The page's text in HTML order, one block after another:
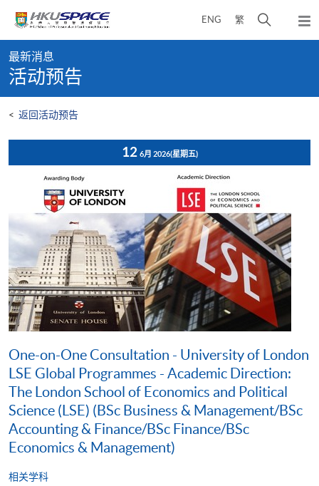
content
ENG 繁
开
弹
出
content
start
最新消息
活动预告
< 返回活动预告
12 6月 2026(星期五)
One-on-One Consultation - University of London
LSE Global Programmes - Academic Direction:
The London School of Economics and Political
Science (LSE) (BSc Business & Management/BSc
Accounting & Finance/BSc Finance/BSc
Economics & Management)
相关学科